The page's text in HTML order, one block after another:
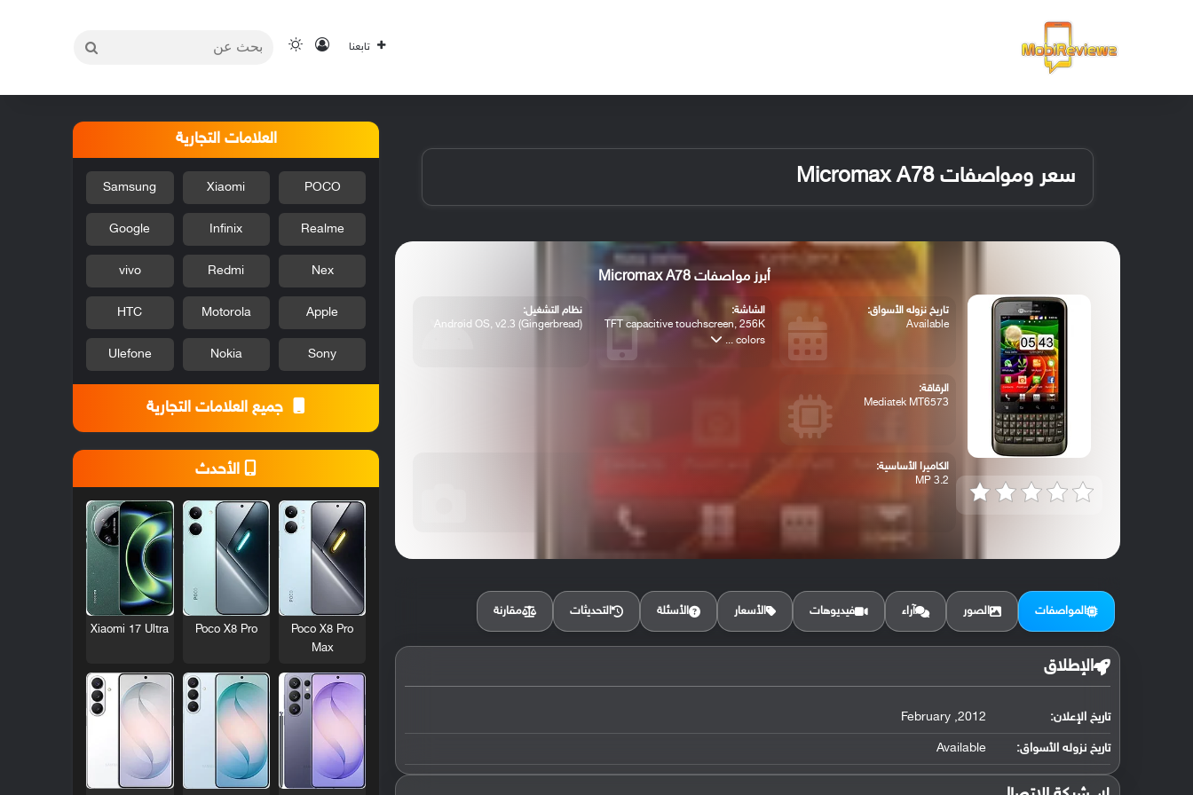
تابعنا تسجيل الدخول
الوضع المظلم
سعر ومواصفات Micromax A78
أبرز مواصفات Micromax A78
تاريخ نزوله الأسواق:
Available
الشاشة:
TFT capacitive touchscreen, 256K
colors ...
نظام التشغيل:
Android OS, v2.3 (Gingerbread)
الرقاقة:
Mediatek MT6573
الكاميرا الأساسية:
3.2 MP
المواصفات الصور آراء فيديوهات الأسعار الأسئلة التحديثات مقارنة
الإطلاق
تاريخ الإعلان: 2012, February
تاريخ نزوله الأسواق: Available
العلامات التجارية
POCO
Xiaomi
Samsung
Realme
Infinix
Google
Nex
Redmi
vivo
Apple
Motorola
HTC
Sony
Nokia
Ulefone
جميع العلامات التجارية
الأحدث
Poco X8 Pro
Max
Poco X8 Pro
Xiaomi 17 Ultra